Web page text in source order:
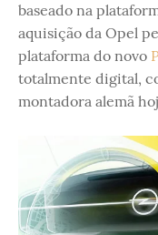
baseado na
aquisição da Opel
plataforma do novo
totalmente digital,
montadora alemã